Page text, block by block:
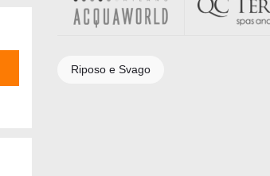
Riposo e Svago